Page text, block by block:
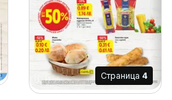
Cтраница 4